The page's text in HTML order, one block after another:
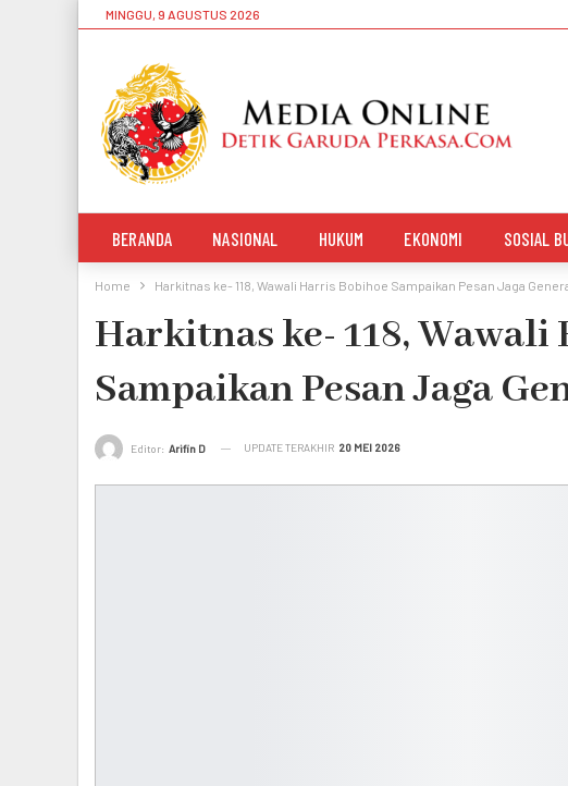
MINGGU, 9 AGUSTUS 2026
BERANDA NASIONAL HUKUM EKONOMI SOSIAL
Home Harkitnas ke- 118, Wawali Harris Bobihoe Sampaikan Pesan Jaga
Harkitnas ke- 118,
Sampaikan Pesan Jaga
Editor: Arifin D UPDATE TERAKHIR 20 MEI 2026